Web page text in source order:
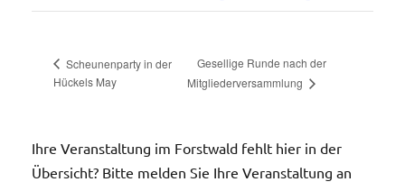
Scheunenparty in der
Hückels May
Gesellige Runde nach der
Mitgliederversammlung
Ihre Veranstaltung im Forstwald fehlt hier in der
Übersicht? Bitte melden Sie Ihre Veranstaltung an